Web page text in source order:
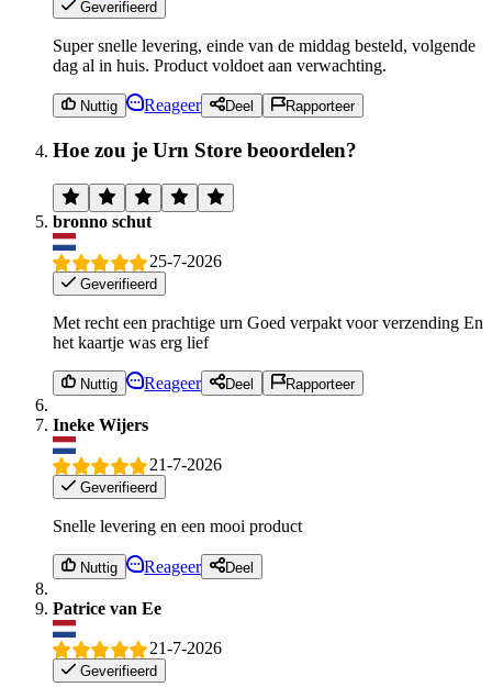
Geverifieerd
Super snelle levering, einde van de middag besteld, volgende
dag al in huis. Product voldoet aan verwachting.
Nuttig Reageer Deel Rapporteer
Hoe zou je Urn Store beoordelen?
bronno schut
25-7-2026
Geverifieerd
Met recht een prachtige urn Goed verpakt voor verzending En
het kaartje was erg lief
Nuttig Reageer Deel Rapporteer
Ineke Wijers
21-7-2026
Geverifieerd
Snelle levering en een mooi product
Nuttig Reageer Deel
Patrice van Ee
21-7-2026
Geverifieerd